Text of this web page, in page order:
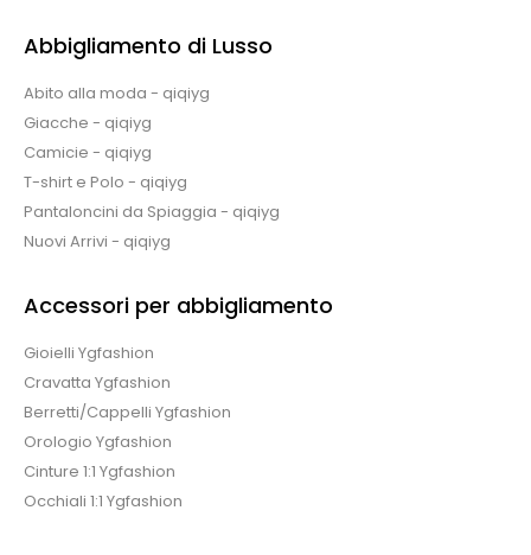
Abbigliamento di Lusso
Abito alla moda - qiqiyg
Giacche - qiqiyg
Camicie - qiqiyg
T-shirt e Polo - qiqiyg
Pantaloncini da Spiaggia - qiqiyg
Nuovi Arrivi - qiqiyg
Accessori per abbigliamento
Gioielli Ygfashion
Cravatta Ygfashion
Berretti/Cappelli Ygfashion
Orologio Ygfashion
Cinture 1:1 Ygfashion
Occhiali 1:1 Ygfashion